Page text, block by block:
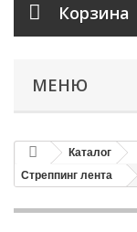
Корзина
МЕНЮ
Каталог
Стреппинг лента